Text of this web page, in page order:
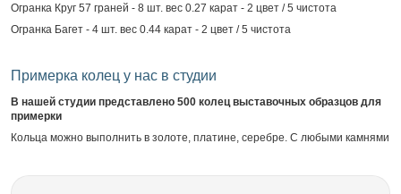
Огранка Круг 57 граней - 8 шт. вес 0.27 карат - 2 цвет / 5 чистота
Огранка Багет - 4 шт. вес 0.44 карат - 2 цвет / 5 чистота
Примерка колец у нас в студии
В нашей студии представлено 500 колец выставочных образцов для
примерки
Кольца можно выполнить в золоте, платине, серебре. С любыми камнями